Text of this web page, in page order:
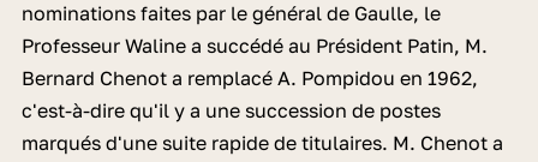
nominations faites par le général de Gaulle, le
Professeur Waline a succédé au Président Patin, M.
Bernard Chenot a remplacé A. Pompidou en 1962,
c'est-à-dire qu'il y a une succession de postes
marqués d'une suite rapide de titulaires. M. Chenot a